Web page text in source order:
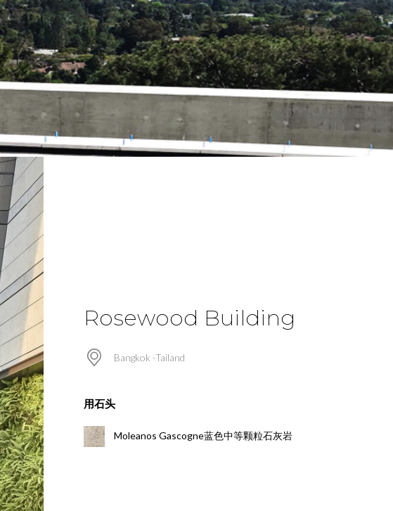
Rosewood Building
Bangkok -Tailand
用石头
Moleanos Gascogne蓝色中等颗粒石灰岩